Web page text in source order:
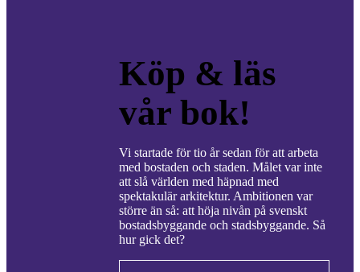
Köp & läs
vår bok!
Vi startade för tio år sedan för att arbeta
med bostaden och staden. Målet var inte
att slå världen med häpnad med
spektakulär arkitektur. Ambitionen var
större än så: att höja nivån på svenskt
bostadsbyggande och stadsbyggande. Så
hur gick det?